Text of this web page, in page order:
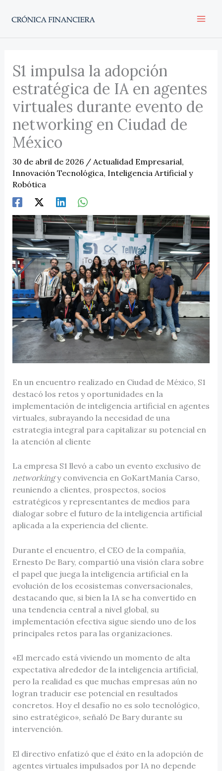
S1 impulsa la adopción
estratégica de IA en agentes
virtuales durante evento de
networking en Ciudad de
México
30 de abril de 2026 / Actualidad Empresarial,
Innovación Tecnológica, Inteligencia Artificial y
Robótica
En un encuentro realizado en Ciudad de México, S1
destacó los retos y oportunidades en la
implementación de inteligencia artificial en agentes
virtuales, subrayando la necesidad de una
estrategia integral para capitalizar su potencial en
la atención al cliente
La empresa S1 llevó a cabo un evento exclusivo de
networkingy convivencia en GoKartManía Carso,
reuniendo a clientes, prospectos, socios
estratégicos y representantes de medios para
dialogar sobre el futuro de la inteligencia artificial
aplicada a la experiencia del cliente.
Durante el encuentro, el CEO de la compañía,
Ernesto De Bary, compartió una visión clara sobre
el papel que juega la inteligencia artificial en la
evolución de los ecosistemas conversacionales,
destacando que, si bien la IA se ha convertido en
una tendencia central a nivel global, su
implementación efectiva sigue siendo uno de los
principales retos para las organizaciones.
«El mercado está viviendo un momento de alta
expectativa alrededor de la inteligencia artificial,
pero la realidad es que muchas empresas aún no
logran traducir ese potencial en resultados
concretos. Hoy el desafío no es solo tecnológico,
sino estratégico», señaló De Bary durante su
intervención.
El directivo enfatizó que el éxito en la adopción de
agentes virtuales impulsados por IA no depende